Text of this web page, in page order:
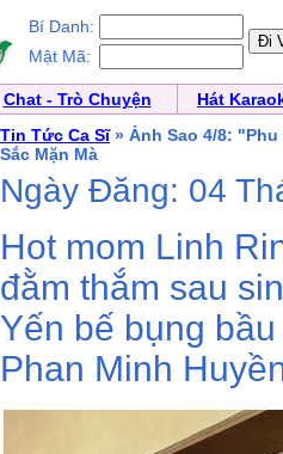
Bí Danh:
Mật Mã:
Chat - Trò Chuyện
Hát
Tin Tức Ca Sĩ» Ảnh Sao 4/8: "Phu
Sắc Mặn Mà
Ngày Đăng: 04
Hot mom Linh
đằm thắm sau
Yến bế bụng
Phan Minh